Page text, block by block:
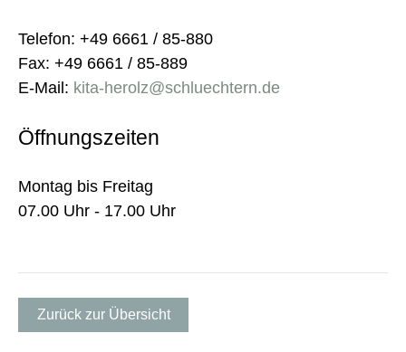
Telefon: +49 6661 / 85-880
Fax: +49 6661 / 85-889
E-Mail: kita-herolz@schluechtern.de
Öffnungszeiten
Montag bis Freitag
07.00 Uhr - 17.00 Uhr
Zurück zur Übersicht